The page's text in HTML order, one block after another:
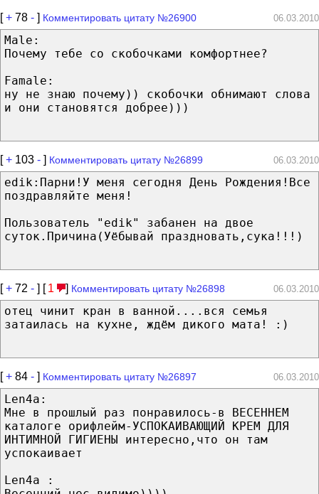
[+ 78 - ] Комментировать цитату №26900 06.03.2010
Male:
Почему тебе со скобочками комфортнее?
Famale:
ну не знаю почему)) скобочки обнимают слова
и они становятся добрее)))
[+ 103 - ] Комментировать цитату №26899 06.03.2010
edik:Парни!У меня сегодня День Рождения!Все
поздравляйте меня!
Пользователь "edik" забанен на двое
суток.Причина(Уёбывай праздновать,сука!!!)
[+ 72 - ] [ 1 ] Комментировать цитату №26898 06.03.2010
отец чинит кран в ванной....вся семья
затаилась на кухне, ждём дикого мата! :)
[+ 84 - ] Комментировать цитату №26897 06.03.2010
Len4a:
Мне в прошлый раз понравилось-в ВЕСЕННЕМ
каталоге орифлейм-УСПОКАИВАЮЩИЙ КРЕМ ДЛЯ
ИНТИМНОЙ ГИГИЕНЫ интересно,что он там
успокаивает
Len4a ‎: